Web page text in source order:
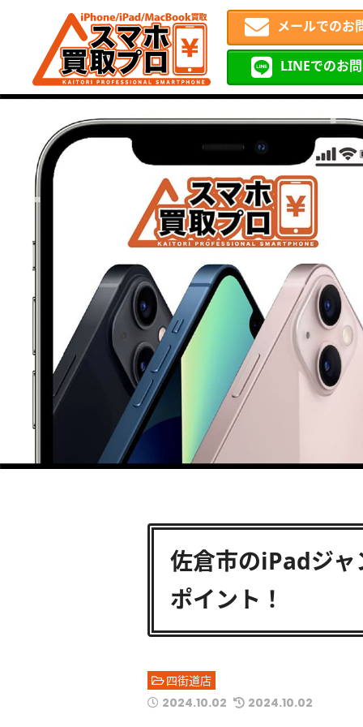
メールでのお
LINEでのお
佐倉市のiPadジ
ポイント！
四街道店
2024.10.02 2024.10.02